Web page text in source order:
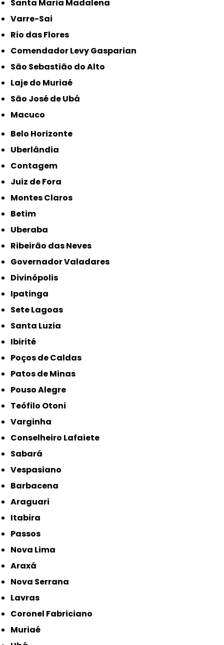
Santa Maria Madalena
Varre-Sai
Rio das Flores
Comendador Levy Gasparian
São Sebastião do Alto
Laje do Muriaé
São José de Ubá
Macuco
Belo Horizonte
Uberlândia
Contagem
Juiz de Fora
Montes Claros
Betim
Uberaba
Ribeirão das Neves
Governador Valadares
Divinópolis
Ipatinga
Sete Lagoas
Santa Luzia
Ibirité
Poços de Caldas
Patos de Minas
Pouso Alegre
Teófilo Otoni
Varginha
Conselheiro Lafaiete
Sabará
Vespasiano
Barbacena
Araguari
Itabira
Passos
Nova Lima
Araxá
Nova Serrana
Lavras
Coronel Fabriciano
Muriaé